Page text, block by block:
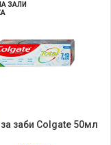
ЗАЛИ
заби Colgate 50мл